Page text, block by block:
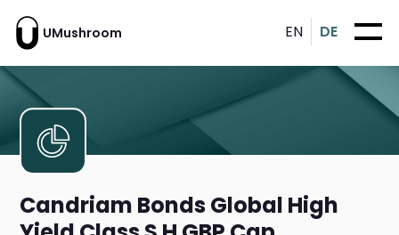
UMushroom EN DE
Candriam Bonds Global High